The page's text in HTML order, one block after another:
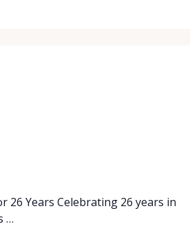
26 Years Celebrating 26 years in
…